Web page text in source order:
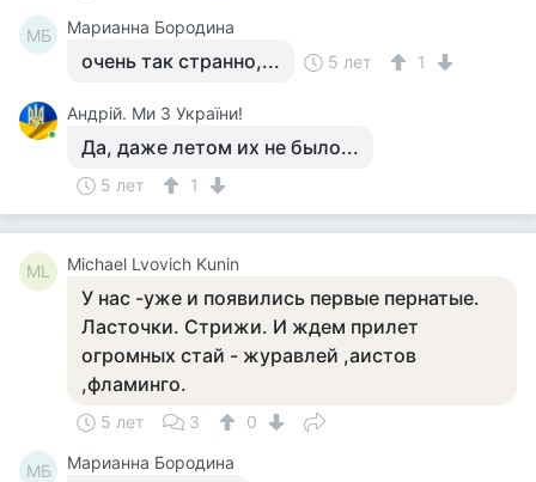
МБ Марианна Бородина
очень так странно,... 5 лет 1
Андрій. Ми З України!
Да, даже летом их не было...
5 лет 1
ML Michael Lvovich Kunin
У нас -уже и появились первые пернатые.
Ласточки. Стрижи. И ждем прилет
огромных стай - журавлей ,аистов
,фламинго.
5 лет 3 0
МБ Марианна Бородина